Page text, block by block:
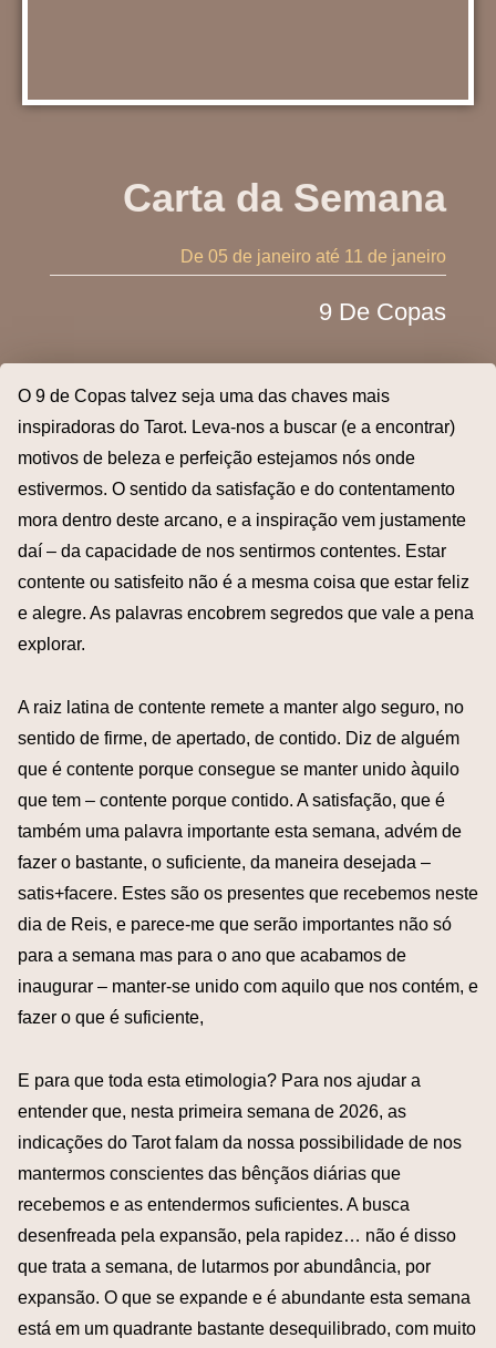
Carta da Semana
De 05 de janeiro até 11 de janeiro
9 De Copas
O 9 de Copas talvez seja uma das chaves mais
inspiradoras do Tarot. Leva-nos a buscar (e a encontrar)
motivos de beleza e perfeição estejamos nós onde
estivermos. O sentido da satisfação e do contentamento
mora dentro deste arcano, e a inspiração vem justamente
daí – da capacidade de nos sentirmos contentes. Estar
contente ou satisfeito não é a mesma coisa que estar feliz
e alegre. As palavras encobrem segredos que vale a pena
explorar.
A raiz latina de contente remete a manter algo seguro, no
sentido de firme, de apertado, de contido. Diz de alguém
que é contente porque consegue se manter unido àquilo
que tem – contente porque contido. A satisfação, que é
também uma palavra importante esta semana, advém de
fazer o bastante, o suficiente, da maneira desejada –
satis+facere. Estes são os presentes que recebemos neste
dia de Reis, e parece-me que serão importantes não só
para a semana mas para o ano que acabamos de
inaugurar – manter-se unido com aquilo que nos contém, e
fazer o que é suficiente,
E para que toda esta etimologia? Para nos ajudar a
entender que, nesta primeira semana de 2026, as
indicações do Tarot falam da nossa possibilidade de nos
mantermos conscientes das bênçãos diárias que
recebemos e as entendermos suficientes. A busca
desenfreada pela expansão, pela rapidez… não é disso
que trata a semana, de lutarmos por abundância, por
expansão. O que se expande e é abundante esta semana
está em um quadrante bastante desequilibrado, com muito